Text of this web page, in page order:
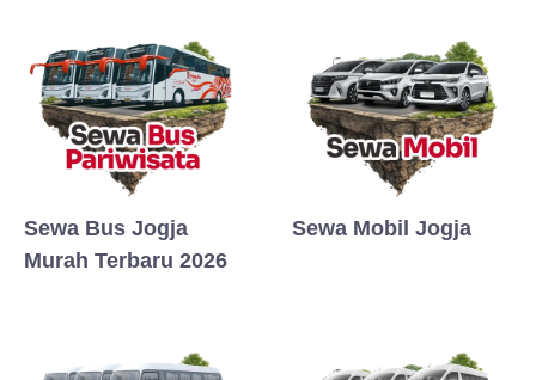
Sewa Bus Jogja
Murah Terbaru 2026
Sewa Mobil Jogja